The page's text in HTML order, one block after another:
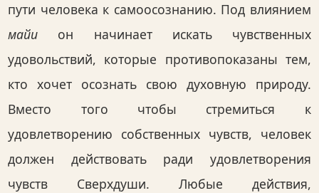
пути человека к самоосознанию. Под влиянием
майи он начинает искать чувственных
удовольствий, которые противопоказаны тем,
кто хочет осознать свою духовную природу.
Вместо того чтобы стремиться к
удовлетворению собственных чувств, человек
должен действовать ради удовлетворения
чувств Сверхдуши. Любые действия,